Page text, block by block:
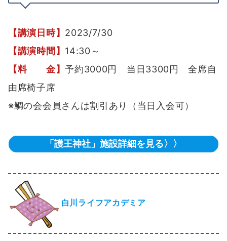
【講演日時】 2023/7/30
【講演時間】 14:30～
【料 金】予約3000円 当日3300円 全席自
由席椅子席
※鯛の会会員さんは割引あり（当日入会可）
「護王神社」施設詳細を見る〉〉
白川ライフアカデミア